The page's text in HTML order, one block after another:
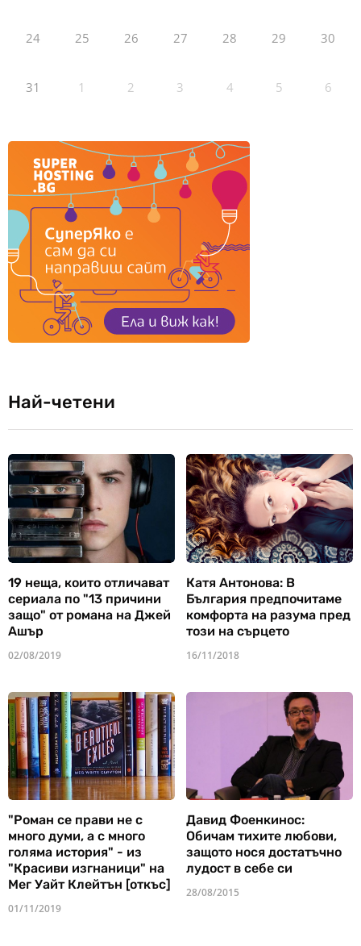
24 25 26 27 28 29 30
31 1 2 3 4 5 6
Най-четени
19 неща, които отличават
сериала по "13 причини
защо" от романа на Джей
Ашър
02/08/2019
Катя Антонова: В
България предпочитаме
комфорта на разума пред
този на сърцето
16/11/2018
"Роман се прави не с
много думи, а с много
голяма история" - из
"Красиви изгнаници" на
Мег Уайт Клейтън [откъс]
01/11/2019
Давид Фоенкинос:
Обичам тихите любови,
защото нося достатъчно
лудост в себе си
28/08/2015